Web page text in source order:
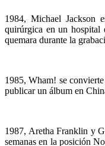
1984, Michael Jackson
quirúrgica en un hospital
quemara durante la
1985, Wham! se convierte
publicarun álbum en
1987, Aretha Franklin y
semanas en la posición